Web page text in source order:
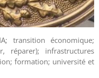
transition économique;
réparer); infrastructures
formation; université et